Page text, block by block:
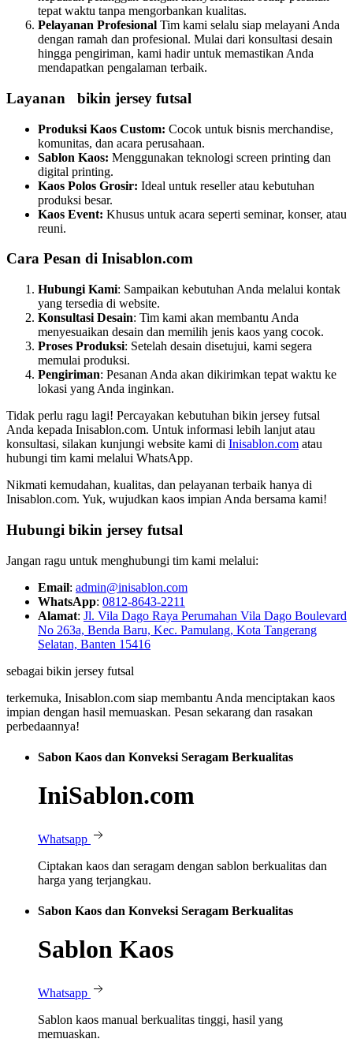
tepat waktu tanpa mengorbankan kualitas.
Pelayanan Profesional Tim kami selalu siap melayani Anda
dengan ramah dan profesional. Mulai dari konsultasi desain
hingga pengiriman, kami hadir untuk memastikan Anda
mendapatkan pengalaman terbaik.
Layanan bikin jersey futsal
Produksi Kaos Custom: Cocok untuk bisnis merchandise,
komunitas, dan acara perusahaan.
Sablon Kaos: Menggunakan teknologi screen printing dan
digital printing.
Kaos Polos Grosir: Ideal untuk reseller atau kebutuhan
produksi besar.
Kaos Event: Khusus untuk acara seperti seminar, konser, atau
reuni.
Cara Pesan di Inisablon.com
Hubungi Kami: Sampaikan kebutuhan Anda melalui kontak
yang tersedia di website.
Konsultasi Desain: Tim kami akan membantu Anda
menyesuaikan desain dan memilih jenis kaos yang cocok.
Proses Produksi: Setelah desain disetujui, kami segera
memulai produksi.
Pengiriman: Pesanan Anda akan dikirimkan tepat waktu ke
lokasi yang Anda inginkan.
Tidak perlu ragu lagi! Percayakan kebutuhan bikin jersey futsal
Anda kepada Inisablon.com. Untuk informasi lebih lanjut atau
konsultasi, silakan kunjungi website kami di Inisablon.com atau
hubungi tim kami melalui WhatsApp.
Nikmati kemudahan, kualitas, dan pelayanan terbaik hanya di
Inisablon.com. Yuk, wujudkan kaos impian Anda bersama kami!
Hubungi bikin jersey futsal
Jangan ragu untuk menghubungi tim kami melalui:
Email: admin@inisablon.com
WhatsApp: 0812-8643-2211
Alamat: Jl. Vila Dago Raya Perumahan Vila Dago Boulevard
No 263a, Benda Baru, Kec. Pamulang, Kota Tangerang
Selatan, Banten 15416
sebagai bikin jersey futsal
terkemuka, Inisablon.com siap membantu Anda menciptakan kaos
impian dengan hasil memuaskan. Pesan sekarang dan rasakan
perbedaannya!
Sabon Kaos dan Konveksi Seragam Berkualitas
IniSablon.com
Whatsapp
Ciptakan kaos dan seragam dengan sablon berkualitas dan
harga yang terjangkau.
Sabon Kaos dan Konveksi Seragam Berkualitas
Sablon Kaos
Whatsapp
Sablon kaos manual berkualitas tinggi, hasil yang
memuaskan.